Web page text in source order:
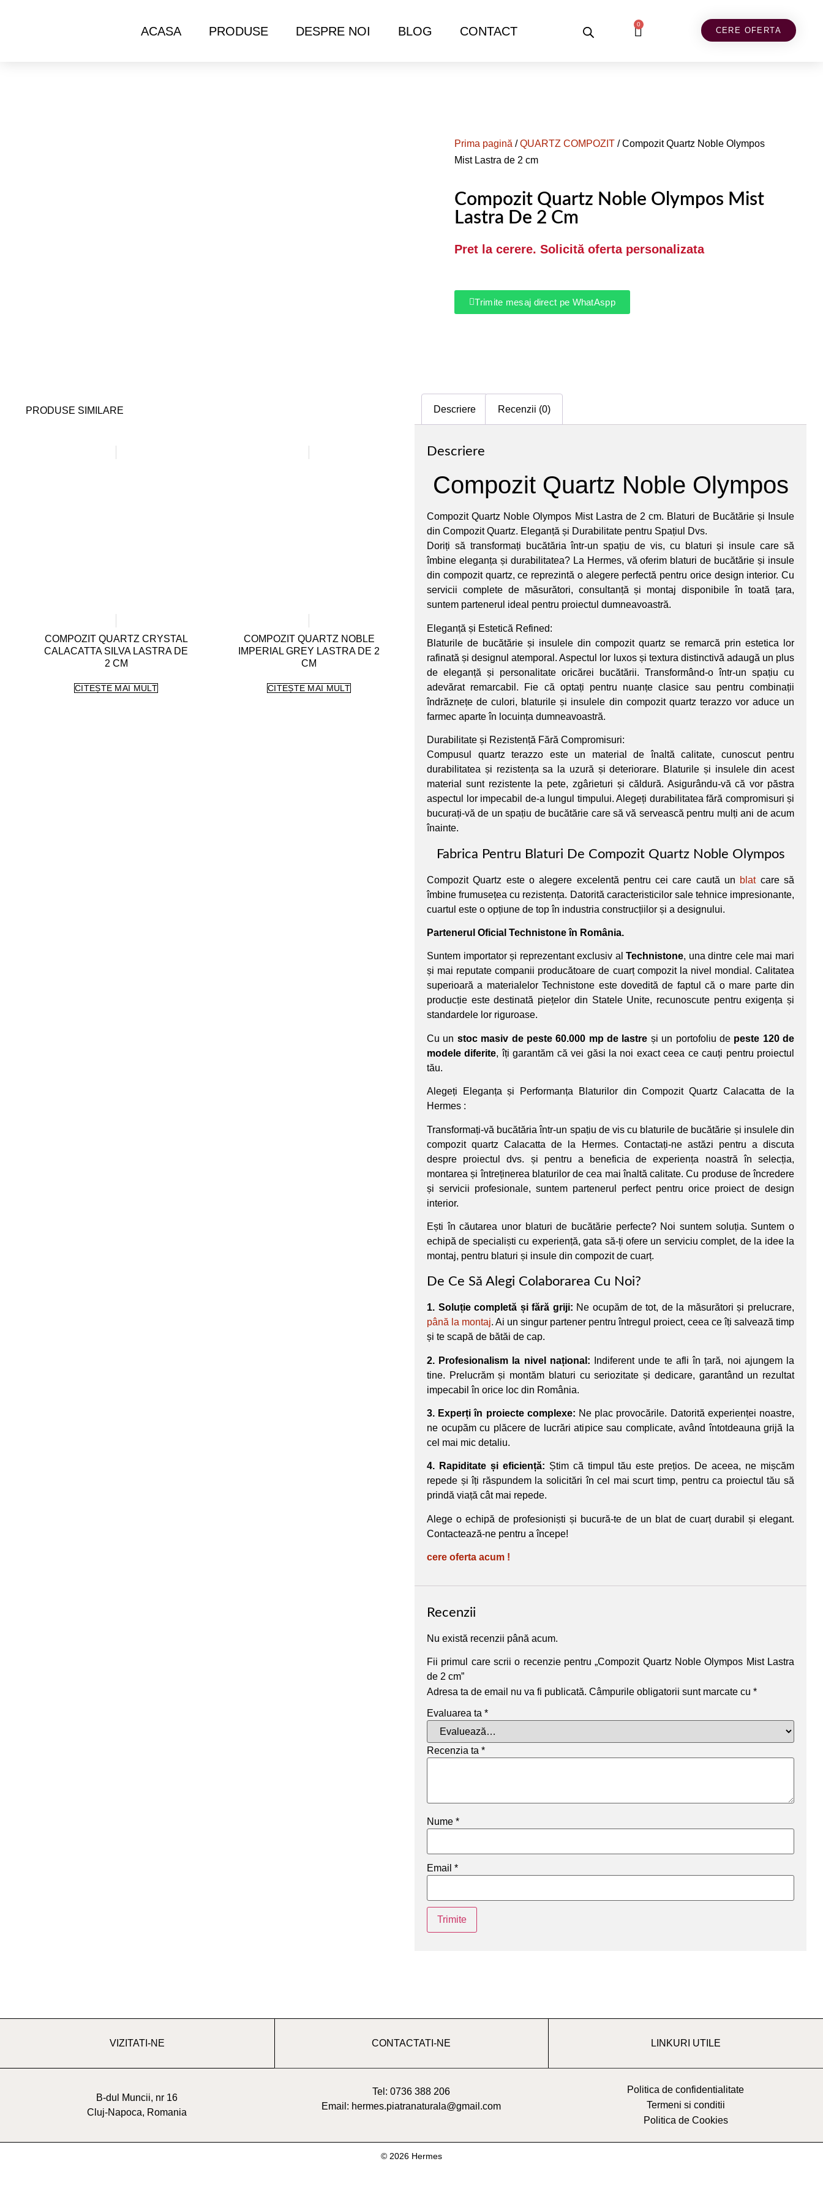
ACASA PRODUSE DESPRE NOI BLOG CONTACT
0
CERE OFERTA
Prima pagină /QUARTZ COMPOZIT / Compozit Quartz Noble Olympos
Mist Lastra de 2 cm
Compozit Quartz Noble Olympos Mist
Lastra De 2 Cm
Pret la cerere. Solicită oferta personalizata
Trimite mesaj direct pe WhatAspp
PRODUSE SIMILARE
COMPOZIT QUARTZ CRYSTAL
CALACATTA SILVA LASTRA DE
2 CM
CITEȘTE MAI MULT
COMPOZIT QUARTZ NOBLE
IMPERIAL GREY LASTRA DE 2
CM
CITEȘTE MAI MULT
Descriere Recenzii (0)
Descriere
Compozit Quartz Noble Olympos
Compozit Quartz Noble Olympos Mist Lastra de 2 cm. Blaturi de Bucătărie și Insule
din Compozit Quartz. Eleganță și Durabilitate pentru Spațiul Dvs.
Doriți să transformați bucătăria într-un spațiu de vis, cu blaturi și insule care să
îmbine eleganța și durabilitatea? La Hermes, vă oferim blaturi de bucătărie și insule
din compozit quartz, ce reprezintă o alegere perfectă pentru orice design interior. Cu
servicii complete de măsurători, consultanță și montaj disponibile în toată țara,
suntem partenerul ideal pentru proiectul dumneavoastră.
Eleganță și Estetică Refined:
Blaturile de bucătărie și insulele din compozit quartz se remarcă prin estetica lor
rafinată și designul atemporal. Aspectul lor luxos și textura distinctivă adaugă un plus
de eleganță și personalitate oricărei bucătării. Transformând-o într-un spațiu cu
adevărat remarcabil. Fie că optați pentru nuanțe clasice sau pentru combinații
îndrăznețe de culori, blaturile și insulele din compozit quartz terazzo vor aduce un
farmec aparte în locuința dumneavoastră.
Durabilitate și Rezistență Fără Compromisuri:
Compusul quartz terazzo este un material de înaltă calitate, cunoscut pentru
durabilitatea și rezistența sa la uzură și deteriorare. Blaturile și insulele din acest
material sunt rezistente la pete, zgârieturi și căldură. Asigurându-vă că vor păstra
aspectul lor impecabil de-a lungul timpului. Alegeți durabilitatea fără compromisuri și
bucurați-vă de un spațiu de bucătărie care să vă servească pentru mulți ani de acum
înainte.
Fabrica Pentru Blaturi De Compozit Quartz Noble Olympos
Compozit Quartz este o alegere excelentă pentru cei care caută un blatcare să
îmbine frumusețea cu rezistența. Datorită caracteristicilor sale tehnice impresionante,
cuartul este o opțiune de top în industria construcțiilor și a designului.
Partenerul Oficial Technistone în România.
Suntem importator și reprezentant exclusiv alTechnistone, una dintre cele mai mari
și mai reputate companii producătoare de cuarț compozit la nivel mondial. Calitatea
superioară a materialelor Technistone este dovedită de faptul că o mare parte din
producție este destinată piețelor din Statele Unite, recunoscute pentru exigența și
standardele lor riguroase.
Cu un stoc masiv de peste 60.000 mp de lastre și un portofoliu de peste 120 de
modele diferite, îți garantăm că vei găsi la noi exact ceea ce cauți pentru proiectul
tău.
Alegeți Eleganța și Performanța Blaturilor din Compozit Quartz Calacatta de la
Hermes :
Transformați-vă bucătăria într-un spațiu de vis cu blaturile de bucătărie și insulele din
compozit quartz Calacatta de la Hermes. Contactați-ne astăzi pentru a discuta
despre proiectul dvs. și pentru a beneficia de experiența noastră în selecția,
montarea și întreținerea blaturilor de cea mai înaltă calitate. Cu produse de încredere
și servicii profesionale, suntem partenerul perfect pentru orice proiect de design
interior.
Ești în căutarea unor blaturi de bucătărie perfecte? Noi suntem soluția. Suntem o
echipă de specialiști cu experiență, gata să-ți ofere un serviciu complet, de la idee la
montaj, pentru blaturi și insule din compozit de cuarț.
De Ce Să Alegi Colaborarea Cu Noi?
1. Soluție completă și fără griji: Ne ocupăm de tot, de la măsurători și prelucrare,
până la montaj. Ai un singur partener pentru întregul proiect, ceea ce îți salvează timp
și te scapă de bătăi de cap.
2. Profesionalism la nivel național: Indiferent unde te afli în țară, noi ajungem la
tine. Prelucrăm și montăm blaturi cu seriozitate și dedicare, garantând un rezultat
impecabil în orice loc din România.
3. Experți în proiecte complexe: Ne plac provocările. Datorită experienței noastre,
ne ocupăm cu plăcere de lucrări atipice sau complicate, având întotdeauna grijă la
cel mai mic detaliu.
4. Rapiditate și eficiență: Știm că timpul tău este prețios. De aceea, ne mișcăm
repede și îți răspundem la solicitări în cel mai scurt timp, pentru ca proiectul tău să
prindă viață cât mai repede.
Alege o echipă de profesioniști și bucură-te de un blat de cuarț durabil și elegant.
Contactează-ne pentru a începe!
cere oferta acum !
Recenzii
Nu există recenzii până acum.
Fii primul care scrii o recenzie pentru „Compozit Quartz Noble Olympos Mist Lastra
de 2 cm”
Adresa ta de email nu va fi publicată. Câmpurile obligatorii sunt marcate cu *
Evaluarea ta *
Recenzia ta *
Nume *
Email *
VIZITATI-NE
B-dul Muncii, nr 16
Cluj-Napoca, Romania
CONTACTATI-NE
Tel: 0736 388 206
Email: hermes.piatranaturala@gmail.com
LINKURI UTILE
Politica de confidentialitate
Termeni si conditii
Politica de Cookies
© 2026 Hermes